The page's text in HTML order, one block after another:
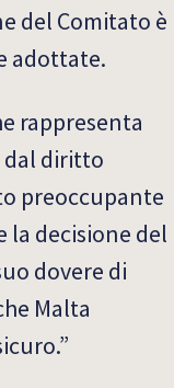
del Comitato è
adottate.
rappresenta
dal diritto
preoccupante
decisione del
dovere di
Malta